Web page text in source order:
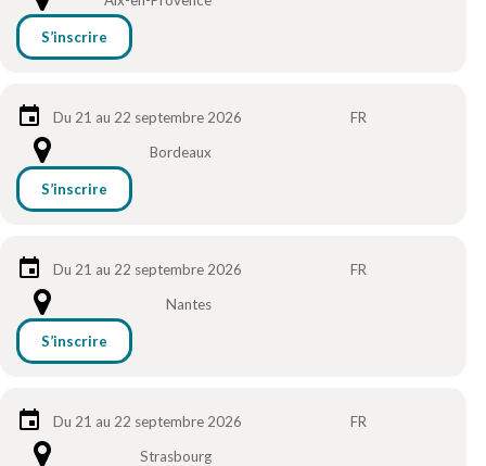
S’inscrire
Du 21 au 22 septembre 2026
FR
Bordeaux
S’inscrire
Du 21 au 22 septembre 2026
FR
Nantes
S’inscrire
Du 21 au 22 septembre 2026
FR
Strasbourg